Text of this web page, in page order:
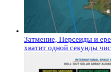
Затмение, Персеиды и
хватит одной секунды